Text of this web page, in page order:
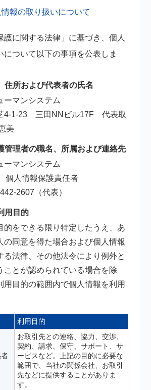
報の取り扱いについて
護に関する法律」に基づき、個人
について以下の事項を公表しま
住所および代表者の氏名
ーマンシステム
4-1-23 三田NNビル17F 代表取
美
管理者の職名、所属および連絡先
ーマンシステム
個人情報保護責任者
2607（代表）
用目的
的をできる限り特定したうえ、あ
の同意を得た場合および個人情報
る法律、その他法令により例外と
ことが認められている場合を除
用目的の範囲内で個人情報を利用
利用目的
お取引先との連絡、協力、交渉、
契約、請求、保守、サポート、サ
ービスなど。上記の目的に必要な
範囲で、当社の関係会社、お取引
先などに提供することがありま
す。